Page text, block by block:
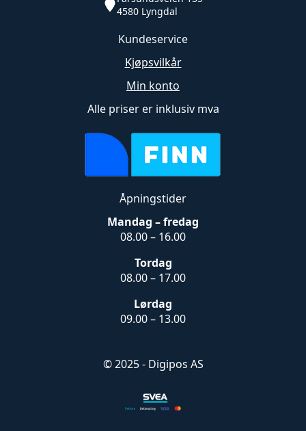
4580 Lyngdal
Kundeservice
Kjøpsvilkår
Min konto
Alle priser er inklusiv mva
Åpningstider
Mandag – fredag
08.00 – 16.00
Tordag
08.00 – 17.00
Lørdag
09.00 – 13.00
© 2025 - Digipos AS